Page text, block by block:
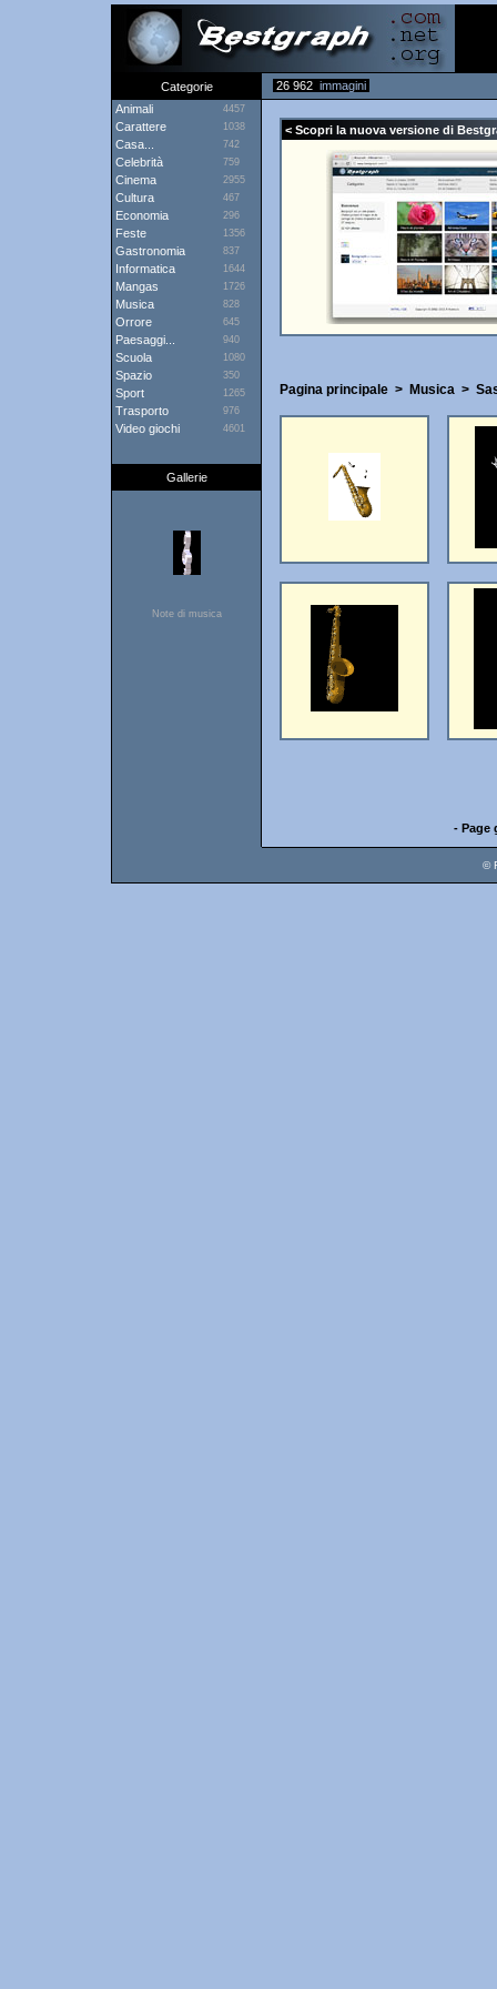
Categorie 26 962 immagini
Animali
4457
Carattere 1038
Casa... 742
Celebrità 759
Cinema 2955
Cultura 467
Economia 296
Feste 1356
Gastronomia 837
Informatica 1644
Mangas 1726
Musica 828
Orrore 645
Paesaggi... 940
Scuola 1080
Spazio 350
Sport 1265
Trasporto 976
Video giochi 4601
Gallerie
Note di musica
< Scopri la nuova versione di
Pagina principale > Musica >
- Page
©